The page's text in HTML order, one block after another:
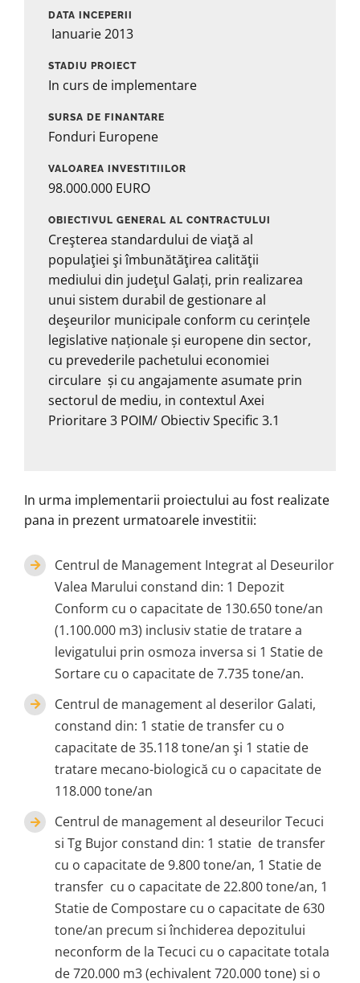
DATA INCEPERII
Ianuarie 2013
STADIU PROIECT
In curs de implementare
SURSA DE FINANTARE
Fonduri Europene
VALOAREA INVESTITIILOR
98.000.000 EURO
OBIECTIVUL GENERAL AL CONTRACTULUI
Creşterea standardului de viaţă al
populaţiei şi îmbunătăţirea calităţii
mediului din judeţul Galați, prin realizarea
unui sistem durabil de gestionare al
deşeurilor municipale conform cu cerințele
legislative naționale și europene din sector,
cu prevederile pachetului economiei
circulare și cu angajamente asumate prin
sectorul de mediu, in contextul Axei
Prioritare 3 POIM/ Obiectiv Specific 3.1
In urma implementarii proiectului au fost realizate
pana in prezent urmatoarele investitii:
Centrul de Management Integrat al Deseurilor
Valea Marului constand din: 1 Depozit
Conform cu o capacitate de 130.650 tone/an
(1.100.000 m3) inclusiv statie de tratare a
levigatului prin osmoza inversa si 1 Statie de
Sortare cu o capacitate de 7.735 tone/an.
Centrul de management al deserilor Galati,
constand din: 1 statie de transfer cu o
capacitate de 35.118 tone/an şi 1 statie de
tratare mecano-biologică cu o capacitate de
118.000 tone/an
Centrul de management al deseurilor Tecuci
si Tg Bujor constand din: 1 statie de transfer
cu o capacitate de 9.800 tone/an, 1 Statie de
transfer cu o capacitate de 22.800 tone/an, 1
Statie de Compostare cu o capacitate de 630
tone/an precum si închiderea depozitului
neconform de la Tecuci cu o capacitate totala
de 720.000 m3 (echivalent 720.000 tone) si o